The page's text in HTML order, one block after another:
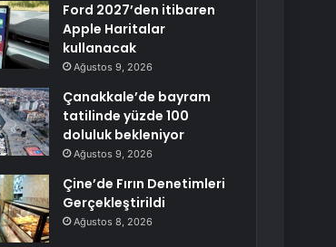
Ford 2027’den itibaren
Apple Haritalar
kullanacak
Ağustos 9, 2026
Çanakkale’de bayram
tatilinde yüzde 100
doluluk bekleniyor
Ağustos 9, 2026
Çine’de Fırın Denetimleri
Gerçekleştirildi
Ağustos 8, 2026